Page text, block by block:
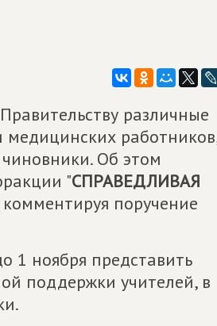
различные
Об этом
"СПРАВЕДЛИВАЯ
поручение
1 ноября представить
поддержки учителей, в